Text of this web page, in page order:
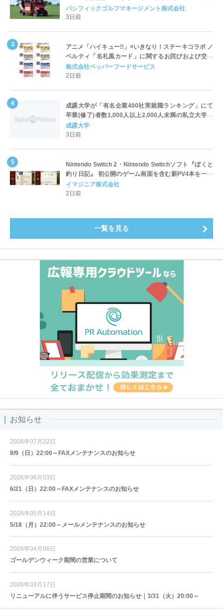
Cart（エアコンカート）」導入 | ＰＧＭ
パシフィックゴルフマネージメント株式会社
3日前
アニメ「ハイキュー!!」×いきなり！ステーキコラボ ノ
ベルティ「名札風カード」に関するお詫びおよび交換
対応についてのご案内
株式会社ペッパーフードサービス
2日前
成蹊大学が「有名企業400社実就職ランキング」にて
卒業(修了)者数1,000人以上2,000人未満の私立大学で
全国第1位を獲得！～実就職率は26.5%（前年比＋
4.3pt）に伸長、東京の私立大学でも10位にランクイン
成蹊大学
3日前
Nintendo Switch 2・Nintendo Switchソフト『ぼくと
釣り日記』 初公開のゲーム画面を含む新PV4本を一挙
公開！
イマジニア株式会社
2日前
一覧を見る
お知らせ
2026年07月22日
8/9（日）22:00～FAXメンテナンスのお知らせ
2026年06月03日
6/21（日）22:00～FAXメンテナンスのお知らせ
2026年05月14日
5/18（月）22:00～メールメンテナンスのお知らせ
2026年04月06日
ゴールデンウィーク期間の営業について
2026年03月17日
リニューアルに伴うサービス停止期間のお知らせ｜3/31（火）20:00～